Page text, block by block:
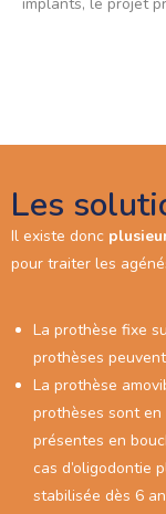
Les
Il existe donc
pour traiter les
La prothèse fixe
prothèses
La prothèse
prothèses sont
présentes en
cas d’oligodontie
stabilisée dès 6